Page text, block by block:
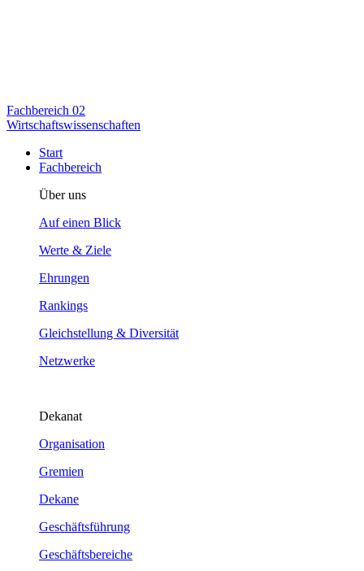
Fachbereich 02
Wirtschaftswissenschaften
Start
Fachbereich
Über uns
Auf einen Blick
Werte & Ziele
Ehrungen
Rankings
Gleichstellung & Diversität
Netzwerke
Dekanat
Organisation
Gremien
Dekane
Geschäftsführung
Geschäftsbereiche